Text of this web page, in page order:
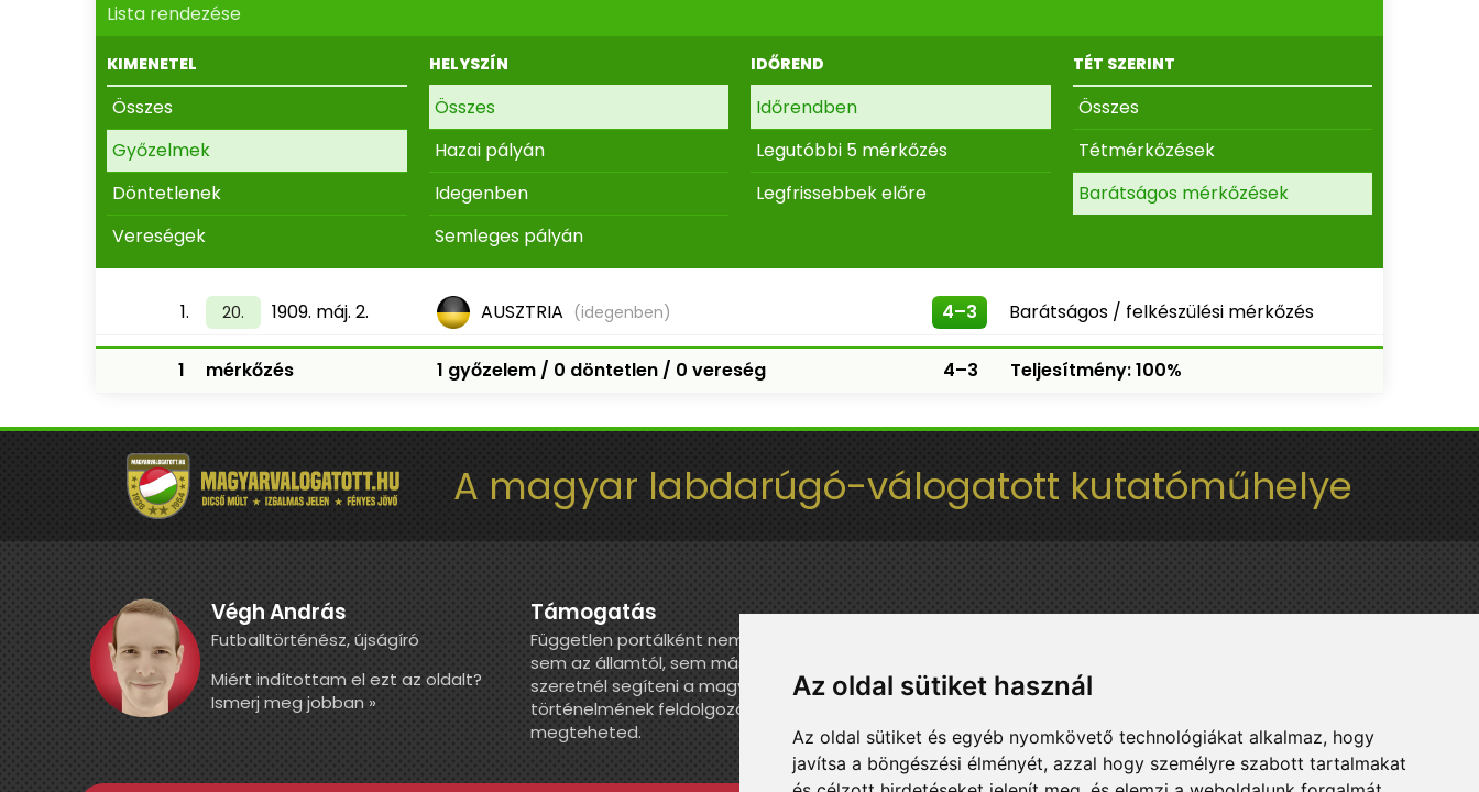
Az oldal sütiket használ
Az oldal sütiket és egyéb nyomkövető technológiákat alkalmaz, hogy
javítsa a böngészési élményét, azzal hogy személyre szabott tartalmakat
Lista rendezése
KIMENETEL
Összes
Győzelmek
Döntetlenek
Vereségek
HELYSZÍN
Összes
Hazai pályán
Idegenben
Semleges pályán
IDŐREND
Időrendben
Legutóbbi 5 mérkőzés
Legfrissebbek előre
TÉT SZERINT
Összes
Tétmérkőzések
Barátságos mérkőzések
1. 20. 1909. máj. 2. AUSZTRIA (idegenben) 4–3 Barátságos / felkészülési mérkőzés
1 mérkőzés 1 győzelem / 0 döntetlen / 0 vereség 4–3 Teljesítmény: 100%
A magyar labdarúgó-válogatott kutatóműhelye
Végh András
Futballtörténész, újságíró
Miért indítottam el ezt az oldalt?
Ismerj meg jobban »
Támogatás
Független portálként nem kapunk juttatást
sem az államtól, sem más szervezettől. Ha
szeretnél segíteni a magyar válogatott
történelmének feldolgozásában, itt
megteheted.